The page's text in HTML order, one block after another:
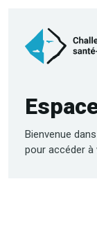
Bienvenue
pour accéder à